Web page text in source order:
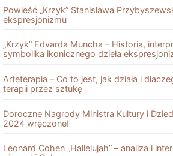
Powieść „Krzyk” Stanisława
ekspresjonizmu
„Krzyk” Edvarda Muncha – Historia,
symbolika ikonicznego dzieła
Arteterapia – Co to jest, jak działa i
terapii przez sztukę
Doroczne Nagrody Ministra Kultury i
2024 wręczone!
Leonard Cohen „Hallelujah” – analiza i